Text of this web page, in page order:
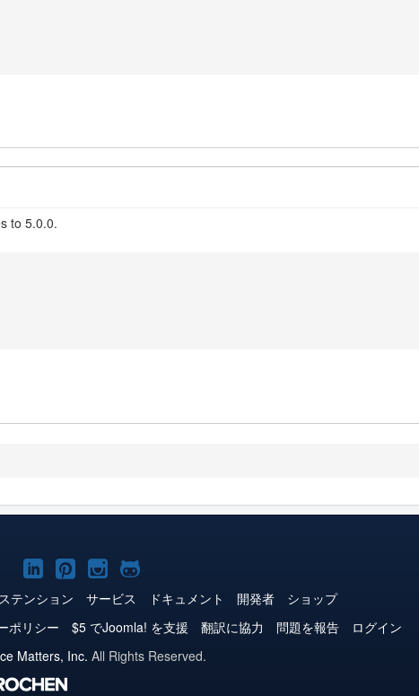
to 5.0.0.
Joomla!
YouTube
Joomla!
LinkedIn
Joomla!
Pinterest
Joomla!
Instagram
Joomla!
GitHub
テンション サービス ドキュメント 開発者
ショップ
ポリシー $5 でJoomla! を支援 翻訳に協力 問題を報告
ログイン
Matters, Inc. All Rights Reserved.